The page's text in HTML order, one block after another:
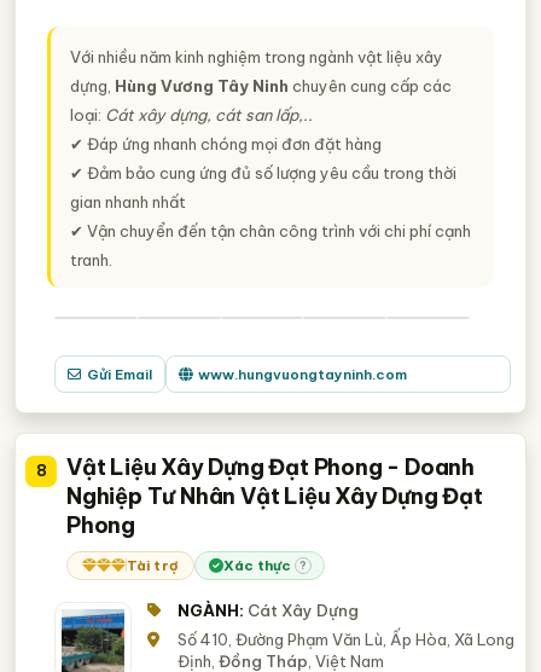
Với nhiều năm kinh nghiệm trong ngành vật liệu xây
dựng, Hùng Vương Tây Ninh chuyên cung cấp các
loại: Cát xây dựng, cát san lấp,..
✔ Đáp ứng nhanh chóng mọi đơn đặt hàng
✔ Đảm bảo cung ứng đủ số lượng yêu cầu trong thời
gian nhanh nhất
✔ Vận chuyển đến tận chân công trình với chi phí cạnh
tranh.
Gửi Email www.hungvuongtayninh.com
8
Vật Liệu Xây Dựng Đạt Phong - Doanh
Nghiệp Tư Nhân Vật Liệu Xây Dựng Đạt
Phong
Tài trợ Xác thực ?
NGÀNH: Cát Xây Dựng
Số 410, Đường Phạm Văn Lù, Ấp Hòa, Xã Long
Định,Đồng Tháp , Việt Nam